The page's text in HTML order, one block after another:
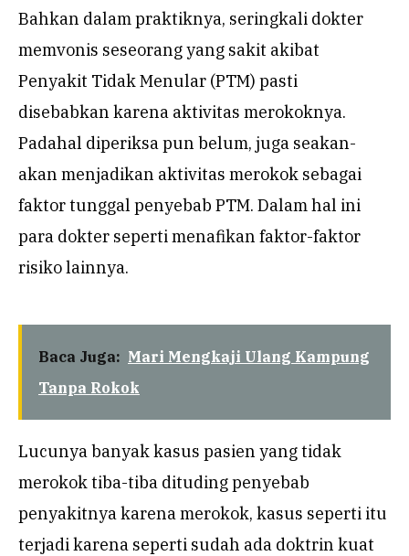
Bahkan dalam praktiknya, seringkali dokter
memvonis seseorang yang sakit akibat
Penyakit Tidak Menular (PTM) pasti
disebabkan karena aktivitas merokoknya.
Padahal diperiksa pun belum, juga seakan-
akan menjadikan aktivitas merokok sebagai
faktor tunggal penyebab PTM. Dalam hal ini
para dokter seperti menafikan faktor-faktor
risiko lainnya.
Baca Juga: Mari Mengkaji Ulang Kampung
Tanpa Rokok
Lucunya banyak kasus pasien yang tidak
merokok tiba-tiba dituding penyebab
penyakitnya karena merokok, kasus seperti itu
terjadi karena seperti sudah ada doktrin kuat